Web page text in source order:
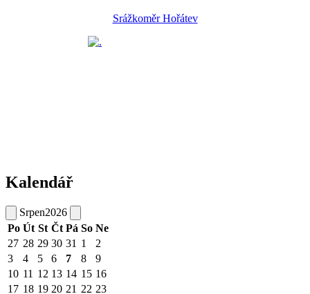
Srážkoměr Hořátev
Kalendář
Srpen2026
Po Út St Čt Pá So Ne
27 28 29 30 31 1
2
3
4 5 6 7 8
9
10 11 12 13 14 15 16
17 18 19 20 21 22 23